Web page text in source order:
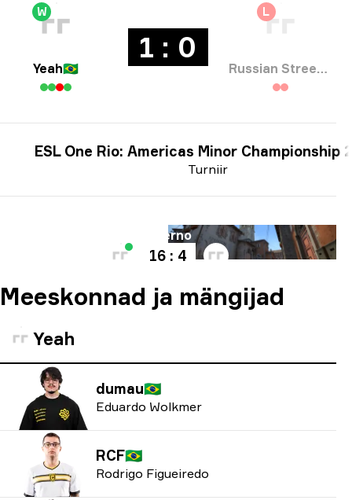
W
Yeah🇧🇷
1 : 0
L
Russian Street Party
Turniir
ESL One Rio: Americas Minor Championship
Inferno
16 : 4
Meeskonnad ja mängijad
Yeah
dumau🇧🇷
Eduardo Wolkmer
RCF🇧🇷
Rodrigo Figueiredo